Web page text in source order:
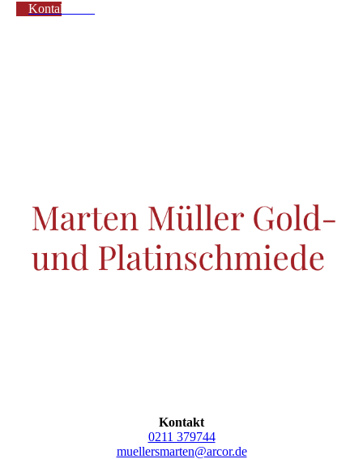
Kontaktieren
Kontakt
0211 379744
muellersmarten@arcor.de